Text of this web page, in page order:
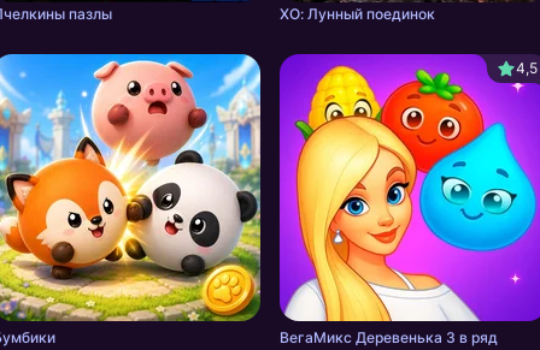
пазлы ХО: Лунный поединок
4,5
ВегаМикс Деревенька 3 в ряд